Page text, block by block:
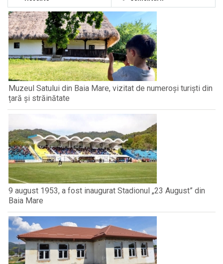
Muzeul Satului din Baia Mare, vizitat de numeroși turiști din
țară și străinătate
9 august 1953, a fost inaugurat Stadionul „23 August” din
Baia Mare